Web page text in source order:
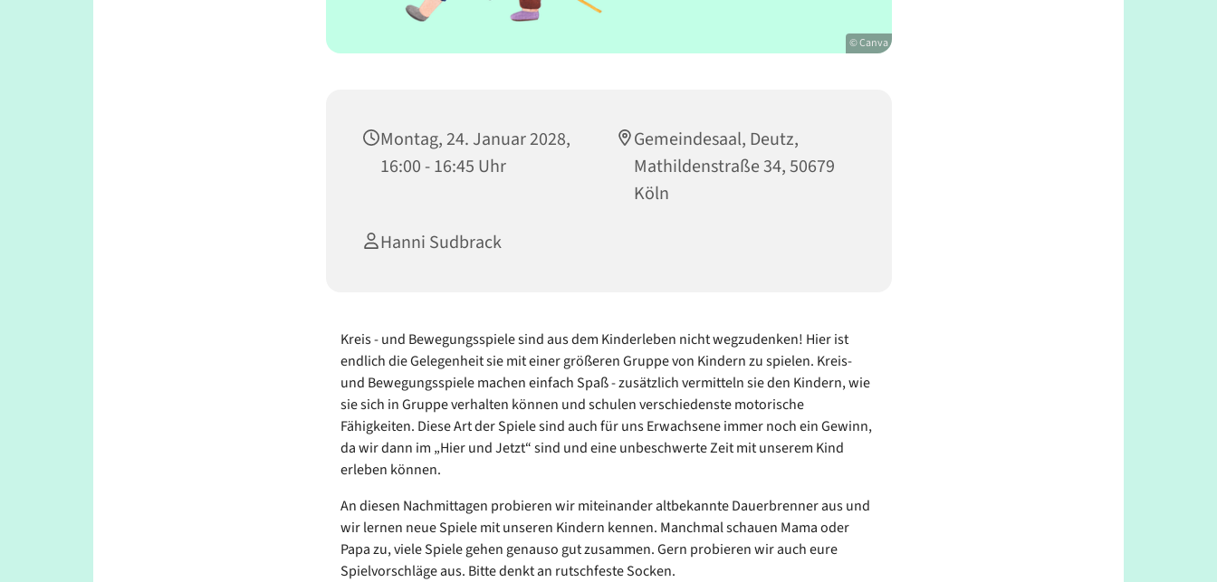
© Canva
Montag, 24. Januar 2028,
16:00 - 16:45 Uhr
Gemeindesaal, Deutz,
Mathildenstraße 34, 50679
Köln
Hanni Sudbrack
Kreis - und Bewegungsspiele sind aus dem Kinderleben nicht wegzudenken! Hier ist
endlich die Gelegenheit sie mit einer größeren Gruppe von Kindern zu spielen. Kreis-
und Bewegungsspiele machen einfach Spaß - zusätzlich vermitteln sie den Kindern, wie
sie sich in Gruppe verhalten können und schulen verschiedenste motorische
Fähigkeiten. Diese Art der Spiele sind auch für uns Erwachsene immer noch ein Gewinn,
da wir dann im „Hier und Jetzt“ sind und eine unbeschwerte Zeit mit unserem Kind
erleben können.
An diesen Nachmittagen probieren wir miteinander altbekannte Dauerbrenner aus und
wir lernen neue Spiele mit unseren Kindern kennen. Manchmal schauen Mama oder
Papa zu, viele Spiele gehen genauso gut zusammen. Gern probieren wir auch eure
Spielvorschläge aus. Bitte denkt an rutschfeste Socken.